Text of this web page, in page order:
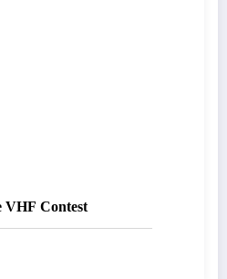
VHF Contest